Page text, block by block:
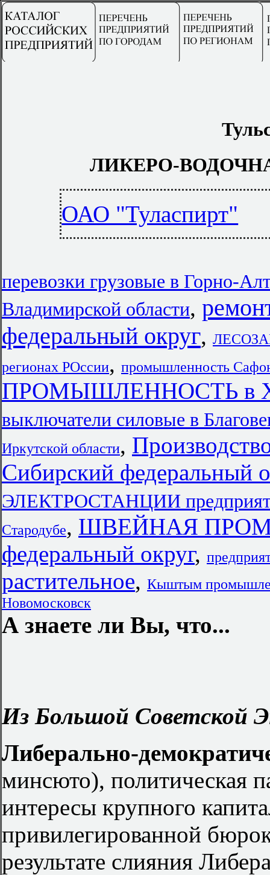
ЛИКЕРО-
ОАО "Туласпирт"
перевозки грузовые в Горно-
Владимирской области,
федеральный округ,
регионах РОссии, промышленность
ПРОМЫШЛЕННОСТЬ в
выключатели силовые в
Иркутской области,
Сибирский федеральный
ЭЛЕКТРОСТАНЦИИ
Стародубе, ШВЕЙНАЯ
федеральный округ,
растительное, Кыштым
Новомосковск
А знаете ли Вы, что...
Из Большой Советской
Либерально-
минсюто), политическая
интересы крупного
привилегированной
результате слияния